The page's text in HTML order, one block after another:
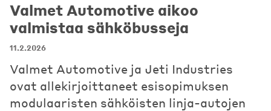
Valmet Automotive aikoo
valmistaa sähköbusseja
11.2.2026
Valmet Automotive ja Jeti Industries
ovat allekirjoittaneet esisopimuksen
modulaaristen sähköisten linja-autojen